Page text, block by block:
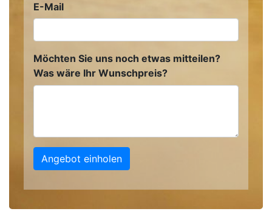
E-Mail
Möchten Sie uns noch etwas mitteilen?
Was wäre Ihr Wunschpreis?
Angebot einholen